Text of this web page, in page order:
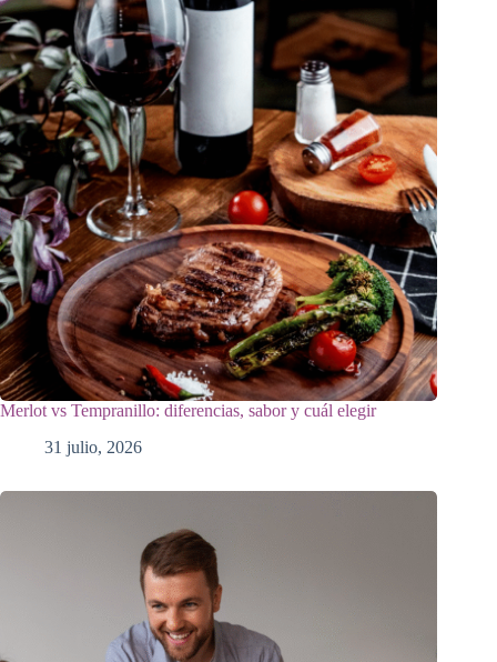
Merlot vs Tempranillo: diferencias, sabor y cuál elegir
31 julio, 2026